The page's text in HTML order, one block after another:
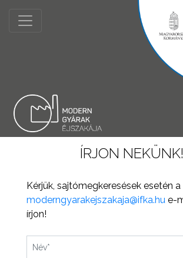
ÍRJON NEKÜNK!
Kérjük, sajtómegkeresések esetén a
moderngyarakejszakaja@ifka.hu e-
írjon!